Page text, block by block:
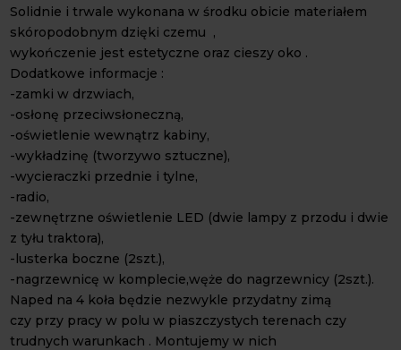
Solidnie i trwale wykonana w środku obicie materiałem
skóropodobnym dzięki czemu ,
wykończenie jest estetyczne oraz cieszy oko .
Dodatkowe informacje :
-zamki w drzwiach,
-osłonę przeciwsłoneczną,
-oświetlenie wewnątrz kabiny,
-wykładzinę (tworzywo sztuczne),
-wycieraczki przednie i tylne,
-radio,
-zewnętrzne oświetlenie LED (dwie lampy z przodu i dwie
z tyłu traktora),
-lusterka boczne (2szt.),
-nagrzewnicę w komplecie,węże do nagrzewnicy (2szt.).
Naped na 4 koła będzie nezwykle przydatny zimą
czy przy pracy w polu w piaszczystych terenach czy
trudnych warunkach . Montujemy w nich